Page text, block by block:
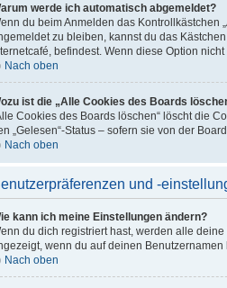
werde ich automatisch abgemeldet?
du beim Anmelden das Kontrollkästchen
zu bleiben, kannst du das
befindest. Wenn diese Option
Nach oben
ist die „Alle Cookies des Boards
Cookies des Boards löschen“ löscht die
„Gelesen“-Status – sofern sie von der
Nach oben
und -
kann ich meine Einstellungen ändern?
du dich registriert hast, werden alle
wenn du auf deinen
Nach oben